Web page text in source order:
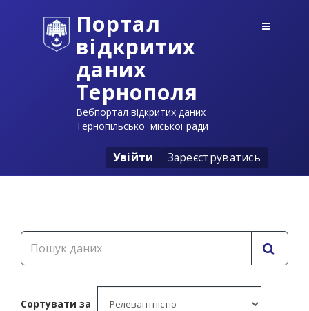
Портал
відкритих
даних
Тернополя
Вебпортал відкритих даних
Тернопільської міської ради
Увійти Зареєструватись
Сортувати за